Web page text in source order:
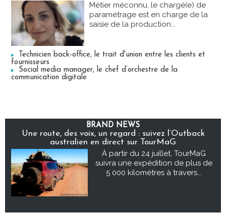
Métier méconnu, le chargé(e) de
paramétrage est en charge de la
saisie de la production...
Technicien back-office, le trait d'union entre les clients et
fournisseurs
Social media manager, le chef d’orchestre de la
communication digitale
BRAND NEWS
Une route, des voix, un regard : suivez l’Outback
australien en direct sur TourMaG
À partir du 24 juillet, TourMaG
suivra une expédition de plus de
5 000 kilomètres à travers...